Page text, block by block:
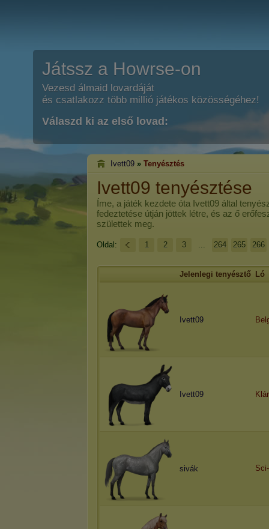
Játssz a Howrse-on
Vezesd álmaid lovardáját
és csatlakozz több millió játékos közösségéhez!
Válaszd ki az első lovad:
Ivett09 » Tenyésztés
Ivett09 tenyésztése
Íme, a játék kezdete óta Ivett09 által
fedeztetése útján jöttek létre, és az ő
születtek meg.
Oldal: 1 2 3 ... 264 265 266
Jelenlegi tenyésztő Ló
Ivett09
Ivett09
sivák